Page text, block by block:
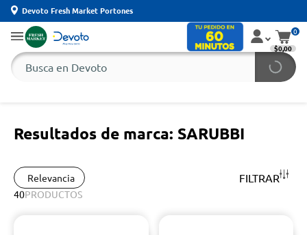
Devoto Fresh Market Portones
0
$0,00
Resultados de marca: SARUBBI
Relevancia FILTRAR
40PRODUCTOS